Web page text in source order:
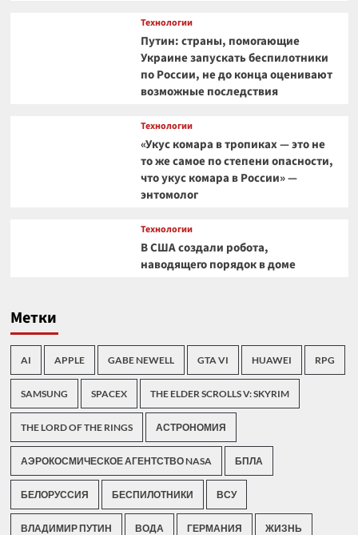
Технологии
Путин: страны, помогающие
Украине запускать беспилотники
по России, не до конца оценивают
возможные последствия
Технологии
«Укус комара в тропиках — это не
то же самое по степени опасности,
что укус комара в России» —
энтомолог
Технологии
В США создали робота,
наводящего порядок в доме
Метки
AI APPLE GABE NEWELL GTA VI HUAWEI RPG
SAMSUNG SPACEX THE ELDER SCROLLS V: SKYRIM
THE LORD OF THE RINGS АСТРОНОМИЯ
АЭРОКОСМИЧЕСКОЕ АГЕНТСТВО NASA БПЛА
БЕЛОРУССИЯ БЕСПИЛОТНИКИ ВСУ
ВЛАДИМИР ПУТИН ВОДА ГЕРМАНИЯ ЖИЗНЬ